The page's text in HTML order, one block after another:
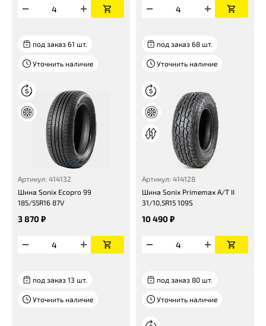
под заказ 61 шт.
Уточнить наличие
Артикул: 414132
Шина Sonix Ecopro 99
185/55R16 87V
3 870 ₽
под заказ 68 шт.
Уточнить наличие
Артикул: 414128
Шина Sonix Primemax A/T II
31/10,5R15 109S
10 490 ₽
под заказ 13 шт.
Уточнить наличие
под заказ 80 шт.
Уточнить наличие